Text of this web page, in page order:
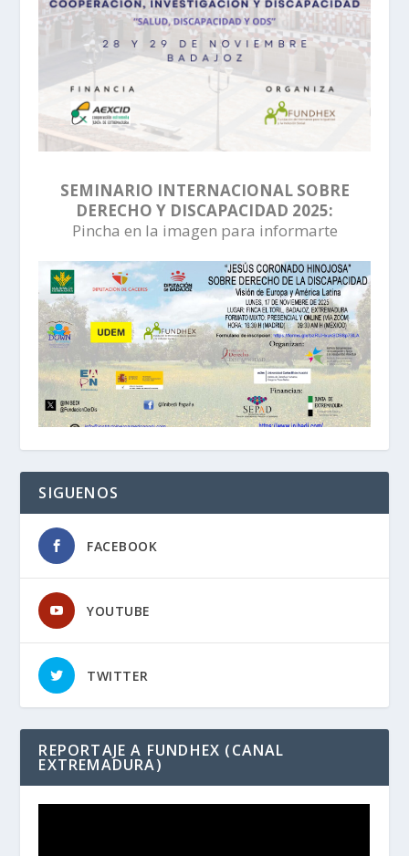
SEMINARIO INTERNACIONAL SOBRE
DERECHO Y DISCAPACIDAD 2025:
Pincha en la imagen para informarte
SIGUENOS
FACEBOOK
YOUTUBE
TWITTER
REPORTAJE A FUNDHEX (CANAL
EXTREMADURA)